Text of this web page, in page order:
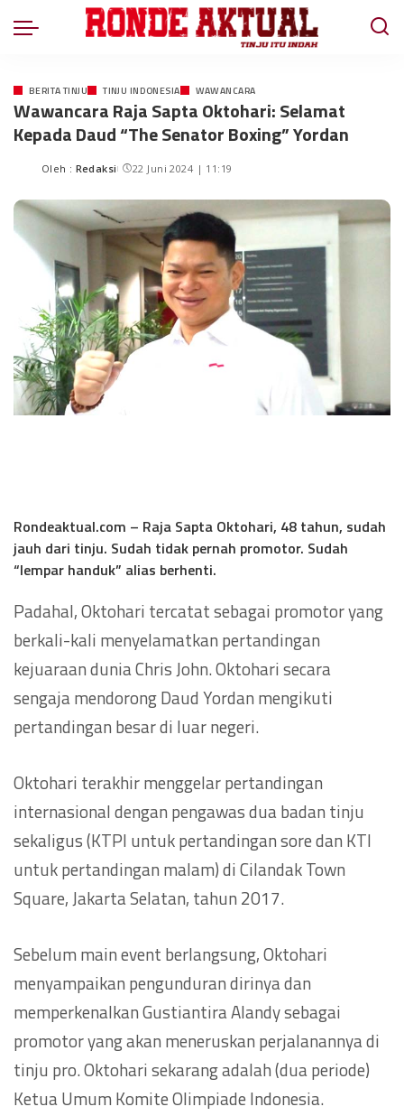
BERITA TINJU TINJU INDONESIA WAWANCARA
Wawancara Raja Sapta Oktohari: Selamat
Kepada Daud “The Senator Boxing” Yordan
Oleh : Redaksi 22 Juni 2024 | 11:19
Rondeaktual.com – Raja Sapta Oktohari, 48 tahun, sudah
jauh dari tinju. Sudah tidak pernah promotor. Sudah
“lempar handuk” alias berhenti.
Padahal, Oktohari tercatat sebagai promotor yang
berkali-kali menyelamatkan pertandingan
kejuaraan dunia Chris John. Oktohari secara
sengaja mendorong Daud Yordan mengikuti
pertandingan besar di luar negeri.
Oktohari terakhir menggelar pertandingan
internasional dengan pengawas dua badan tinju
sekaligus (KTPI untuk pertandingan sore dan KTI
untuk pertandingan malam) di Cilandak Town
Square, Jakarta Selatan, tahun 2017.
Sebelum main event berlangsung, Oktohari
menyampaikan pengunduran dirinya dan
memperkenalkan Gustiantira Alandy sebagai
promotor yang akan meneruskan perjalanannya di
tinju pro. Oktohari sekarang adalah (dua periode)
Ketua Umum Komite Olimpiade Indonesia.